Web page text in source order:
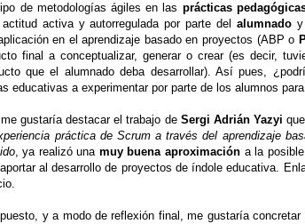
de metodologías ágiles en las prácticas
activa y autorregulada por parte del alumnadoy
en el aprendizaje basado en proyectos (ABP o
final a conceptualizar, generar o crear (es decir,
que el alumnado deba desarrollar). Así pues,
educativas a experimentar por parte de los alumnos
gustaría destacar el trabajo de Sergi Adrián Yazyi
práctica de Scrum a través del aprendizaje
, ya realizó una muy buena aproximacióna la posible
al desarrollo de proyectos de índole educativa.
y a modo de reflexión final, me gustaría